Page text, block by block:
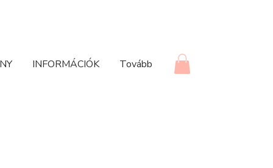
INFORMÁCIÓK Tovább